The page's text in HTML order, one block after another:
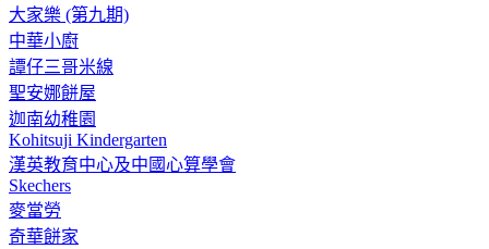
大家樂 (第九期)
中華小廚
譚仔三哥米線
聖安娜餅屋
迦南幼稚園
Kohitsuji Kindergarten
漢英教育中心及中國心算學會
Skechers
麥當勞
奇華餅家